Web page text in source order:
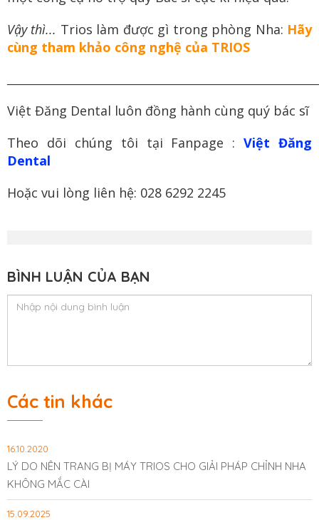
Vậy thì... Trios làm được gì trong phòng Nha: Hãy
cùng tham khảo công nghệ của TRIOS
Việt Đăng Dental luôn đồng hành cùng quý bác sĩ
Theo dõi chúng tôi tại Fanpage :Việt Đăng
Dental
Hoặc vui lòng liên hệ: 028 6292 2245
BÌNH LUẬN CỦA BẠN
Các tin khác
16.10.2020
LÝ DO NÊN TRANG BỊ MÁY TRIOS CHO GIẢI PHÁP CHỈNH NHA
KHÔNG MẮC CÀI
15.09.2025